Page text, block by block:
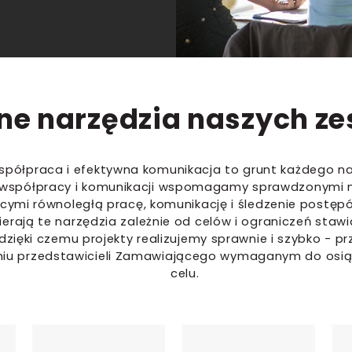
narzędzia naszych
i efektywna komunikacja to grunt każdego
i komunikacji wspomagamy sprawdzonymi
równoległą pracę, komunikację i śledzenie
te narzędzia zależnie od celów i ograniczeń
czemu projekty realizujemy sprawnie i szybko -
przedstawicieli Zamawiającego wymaganym do
celu.